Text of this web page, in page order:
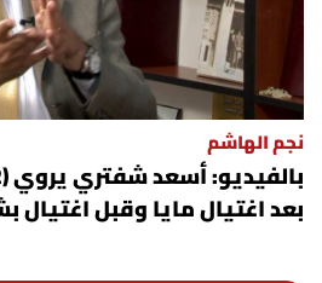
نجم الهاشم
بعد اغتيال مايا وقبل اغتيال